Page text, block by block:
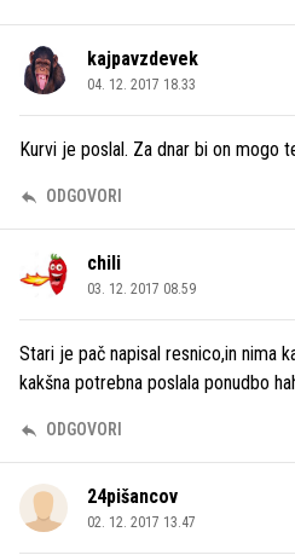
kajpavzdevek
04. 12. 2017 18.33
Kurvi je poslal. Za dnar bi on mogo
ODGOVORI
chili
03. 12. 2017 08.59
Stari je pač napisal resnico,in nima
kakšna potrebna poslala ponudbo
ODGOVORI
24pišancov
02. 12. 2017 13.47